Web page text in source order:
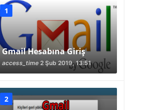
Gmail Hesabına Giriş
access_time 2 Şub 2019, 13:51